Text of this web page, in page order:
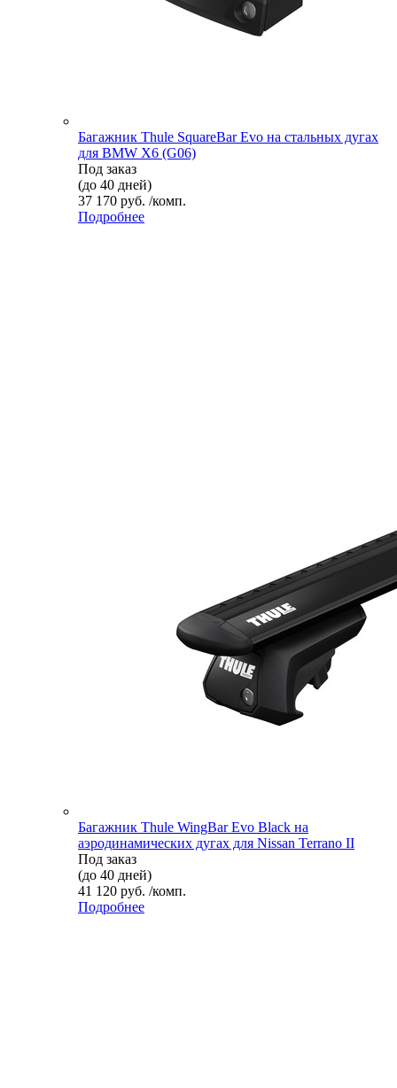
Багажник Thule SquareBar Evo на стальных дугах
для BMW X6 (G06)
Под заказ
(до 40 дней)
37 170 руб. /комп.
Подробнее
Багажник Thule WingBar Evo Black на
аэродинамических дугах для Nissan Terrano II
Под заказ
(до 40 дней)
41 120 руб. /комп.
Подробнее